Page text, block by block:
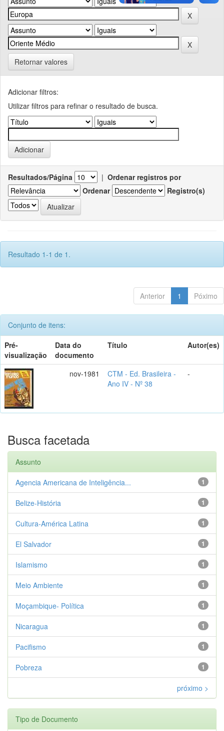
Retornar valores
Adicionar filtros:
Utilizar filtros para refinar o resultado de busca.
Resultados/Página | Ordenar registros por
Ordenar
Registro(s)
Resultado 1-1 de 1.
Anterior 1 Póximo
Conjunto de itens:
Pré-
visualização
Data do
documento
Título Autor(es)
nov-1981
CTM - Ed. Brasileira -
Ano IV - Nº 38
-
Busca facetada
Assunto
1
Agencia Americana de Inteligência...
1
Belize-História
1
Cultura-América Latina
1
El Salvador
1
Islamismo
1
Meio Ambiente
1
Moçambique- Política
1
Nicaragua
1
Pacifismo
1
Pobreza
próximo >
Tipo de Documento